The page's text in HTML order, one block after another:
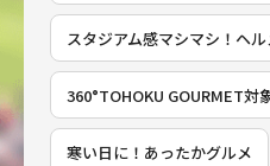
スタジアム感マシマシ！ヘ
360°TOHOKU GOURMET対
寒い日に！あったかグルメ